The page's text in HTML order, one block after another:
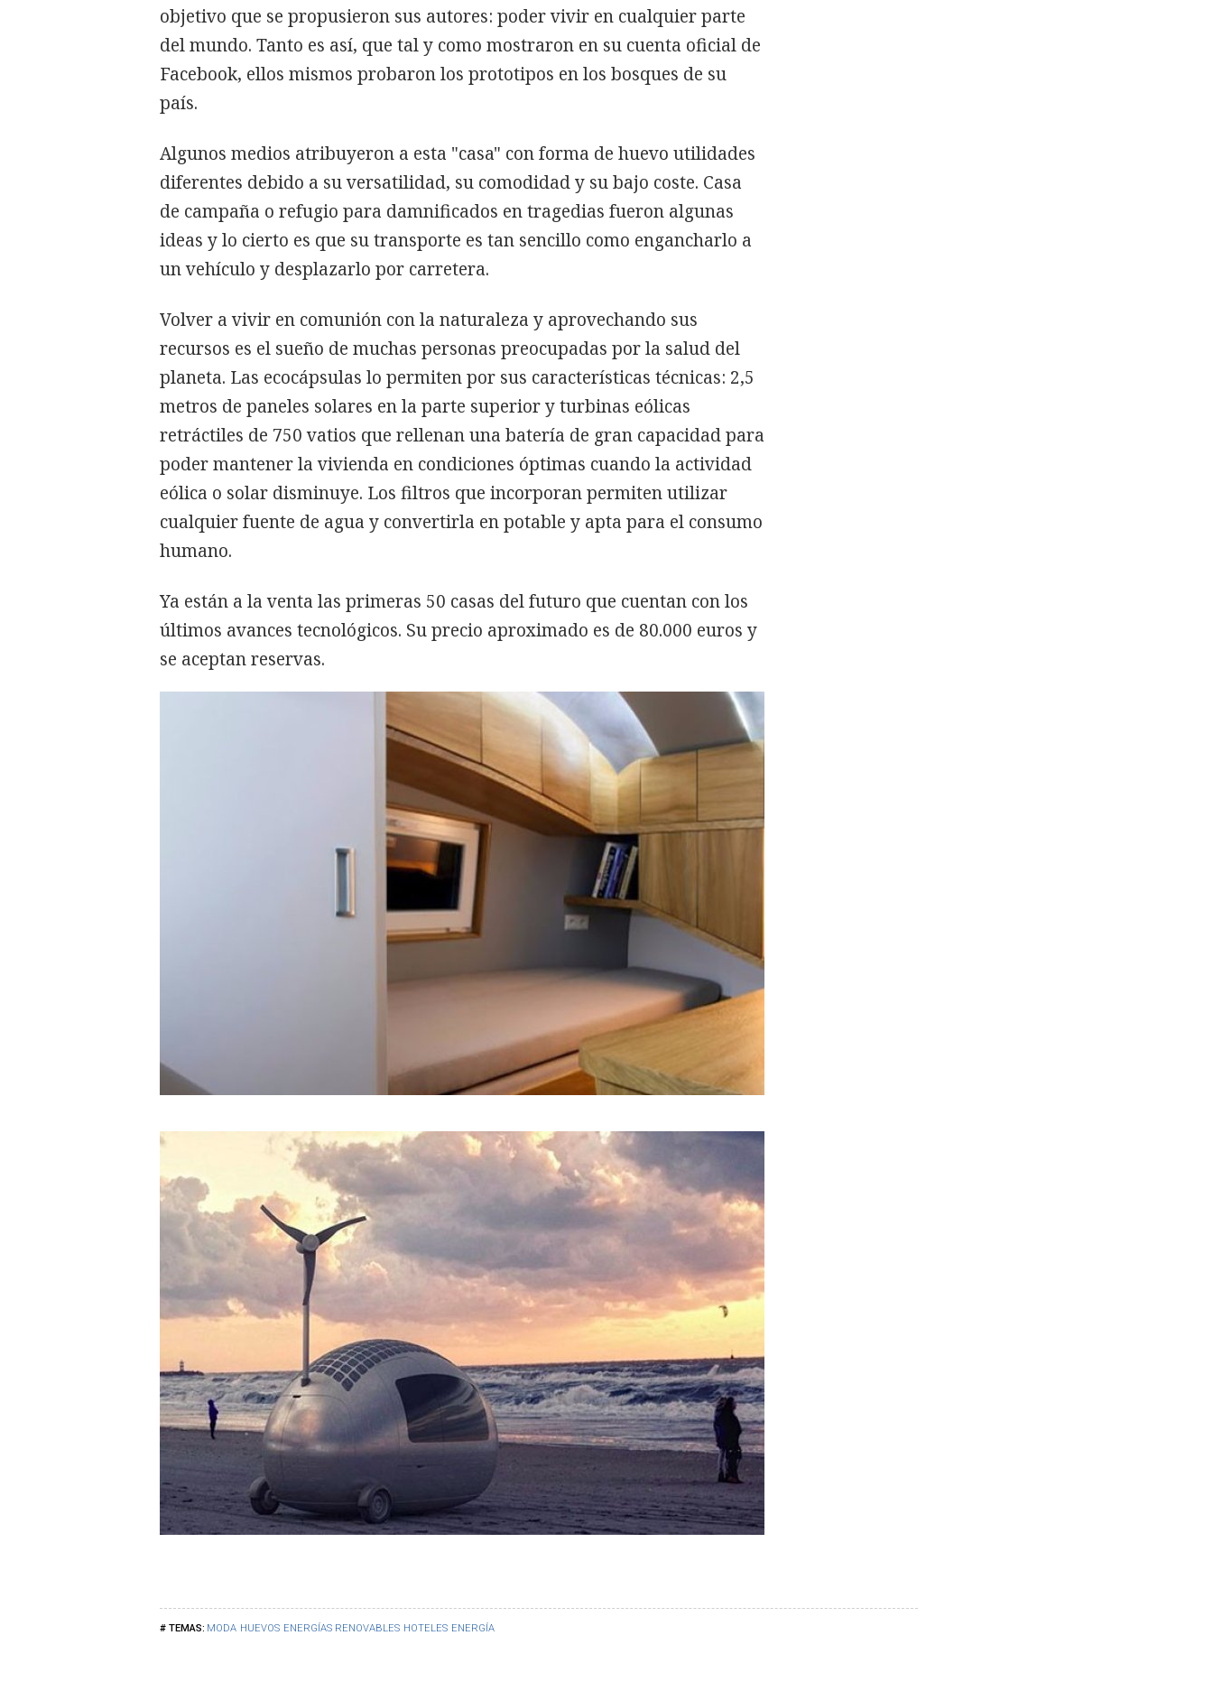
MODA HUEVOS ENERGÍAS RENOVABLES HOTELES ENERGÍA
objetivo que se propusieron sus autores: poder vivir en cualquier parte
del mundo. Tanto es así, que tal y como mostraron en su cuenta oficial de
Facebook, ellos mismos probaron los prototipos en los bosques de su
país.
Algunos medios atribuyeron a esta "casa" con forma de huevo utilidades
diferentes debido a su versatilidad, su comodidad y su bajo coste. Casa
de campaña o refugio para damnificados en tragedias fueron algunas
ideas y lo cierto es que su transporte es tan sencillo como engancharlo a
un vehículo y desplazarlo por carretera.
Volver a vivir en comunión con la naturaleza y aprovechando sus
recursos es el sueño de muchas personas preocupadas por la salud del
planeta. Las ecocápsulas lo permiten por sus características técnicas: 2,5
metros de paneles solares en la parte superior y turbinas eólicas
retráctiles de 750 vatios que rellenan una batería de gran capacidad para
poder mantener la vivienda en condiciones óptimas cuando la actividad
eólica o solar disminuye. Los filtros que incorporan permiten utilizar
cualquier fuente de agua y convertirla en potable y apta para el consumo
humano.
Ya están a la venta las primeras 50 casas del futuro que cuentan con los
últimos avances tecnológicos. Su precio aproximado es de 80.000 euros y
se aceptan reservas.